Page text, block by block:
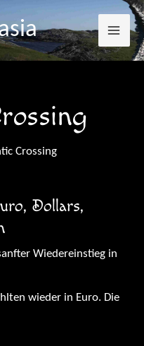
Crossing
Dollars,
Wiedereinstieg in
wieder in Euro. Die